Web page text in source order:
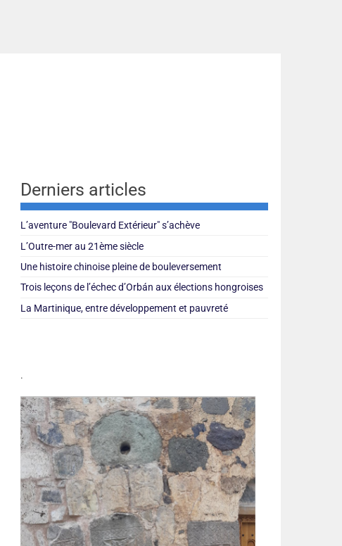
Derniers articles
L’aventure "Boulevard Extérieur" s’achève
L’Outre-mer au 21ème siècle
Une histoire chinoise pleine de bouleversement
Trois leçons de l’échec d’Orbán aux élections hongroises
La Martinique, entre développement et pauvreté
.